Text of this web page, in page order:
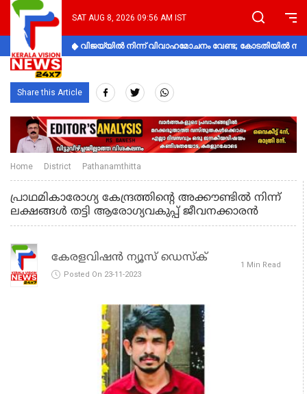
SAT AUG 8, 2026 09:56 AM IST
വിജയ്‌യിൽ നിന്ന് വിവാഹമോചനം വേണ്ട; കോടതിയിൽ
Share this Article
Home District Pathanamthitta
പ്രാഥമികാരോഗ്യ കേന്ദ്രത്തിന്റെ അക്കൗണ്ടില്‍ നിന്ന്
ലക്ഷങ്ങള്‍ തട്ടി ആരോഗ്യവകുപ്പ് ജീവനക്കാരന്‍
കേരളവിഷൻ ന്യൂസ് ഡെസ്‌ക്
Posted On 23-11-2023
1 Min Read